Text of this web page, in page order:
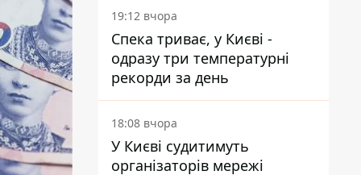
19:12 вчора
Спека триває, у Києві -
одразу три температурні
рекорди за день
18:08 вчора
У Києві судитимуть
організаторів мережі